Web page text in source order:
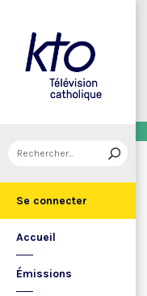
Se connecter
Accueil
Émissions